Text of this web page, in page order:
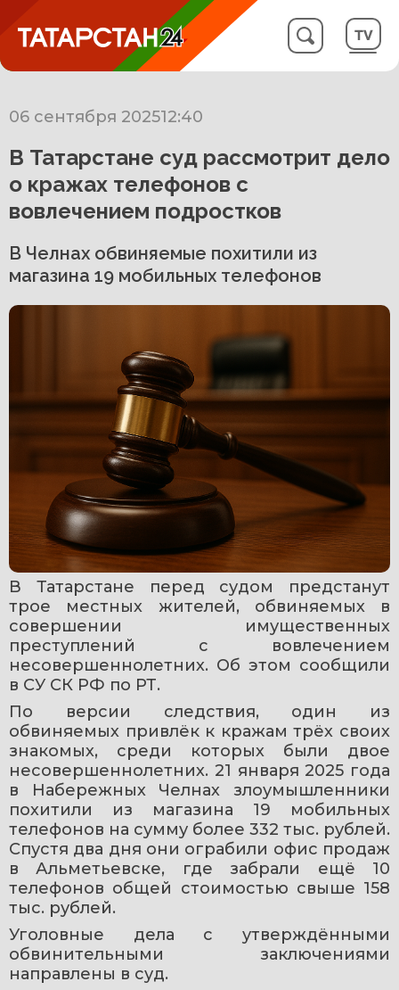
06 сентября 202512:40
В Татарстане суд рассмотрит дело
о кражах телефонов с
вовлечением подростков
В Челнах обвиняемые похитили из
магазина 19 мобильных телефонов
В Татарстане перед судом предстанут
трое местных жителей, обвиняемых в
совершении имущественных
преступлений с вовлечением
несовершеннолетних. Об этом сообщили
в СУ СК РФ по РТ.
По версии следствия, один из
обвиняемых привлёк к кражам трёх своих
знакомых, среди которых были двое
несовершеннолетних. 21 января 2025 года
в Набережных Челнах злоумышленники
похитили из магазина 19 мобильных
телефонов на сумму более 332 тыс. рублей.
Спустя два дня они ограбили офис продаж
в Альметьевске, где забрали ещё 10
телефонов общей стоимостью свыше 158
тыс. рублей.
Уголовные дела с утверждёнными
обвинительными заключениями
направлены в суд.